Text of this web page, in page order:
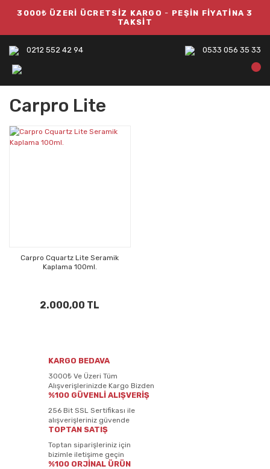
3000₺ ÜZERİ ÜCRETSİZ KARGO - PEŞİN FİYATİNA 3
TAKSİT
0212 552 42 94 0533 056 35 33
Carpro Lite
Carpro Cquartz Lite Seramik
Kaplama 100ml.
2.000,00 TL
KARGO BEDAVA
3000₺ Ve Üzeri Tüm
Alışverişlerinizde Kargo Bizden
%100 GÜVENLİ ALIŞVERİŞ
256 Bit SSL Sertifikası ile
alışverişleriniz güvende
TOPTAN SATIŞ
Toptan siparişleriniz için
bizimle iletişime geçin
%100 ORJİNAL ÜRÜN